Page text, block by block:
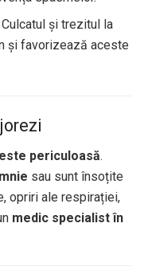
și trezitul la
și favorizează aceste
periculoasă.
sau sunt însoțite
opriri ale respirației,
medic specialist în